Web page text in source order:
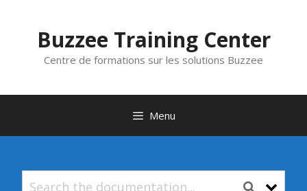
contenuBuzzee Training Center
Centre de formations sur les solutions Buzzee
Menu